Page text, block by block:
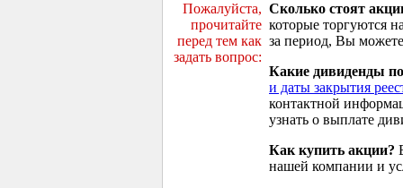
Пожалуйста,
прочитайте
перед тем как
задать вопрос:
Сколько стоят
которые торгуются
за период, Вы
Какие дивиденды
и даты закрытия
контактной
узнать о выплате
Как купить акции?
нашей компании и